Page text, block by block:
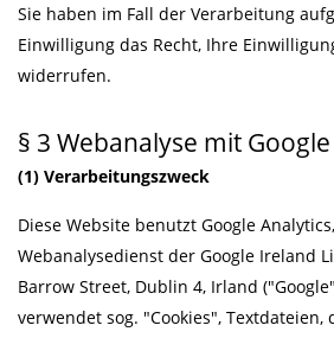
Sie haben im Fall der Verarbeitung
Einwilligung das Recht, Ihre
widerrufen.
§ 3 Webanalyse mit
(1) Verarbeitungszweck
Diese Website benutzt Google
Webanalysedienst der Google Ireland
Barrow Street, Dublin 4, Irland
verwendet sog. "Cookies", Textdateien,